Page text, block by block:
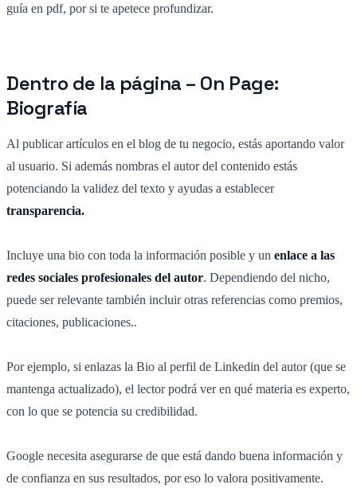
guía en pdf, por si te apetece profundizar.
Dentro de la página – On Page:
Biografía
Al publicar artículos en el blog de tu negocio, estás aportando valor
al usuario. Si además nombras el autor del contenido estás
potenciando la validez del texto y ayudas a establecer
transparencia.
Incluye una bio con toda la información posible y un enlace a las
redes sociales profesionales del autor. Dependiendo del nicho,
puede ser relevante también incluir otras referencias como premios,
citaciones, publicaciones..
Por ejemplo, si enlazas la Bio al perfil de Linkedin del autor (que se
mantenga actualizado), el lector podrá ver en qué materia es experto,
con lo que se potencia su credibilidad.
Google necesita asegurarse de que está dando buena información y
de confianza en sus resultados, por eso lo valora positivamente.